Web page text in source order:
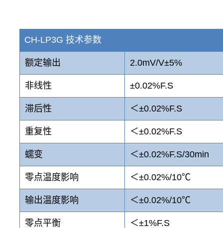
CH-LP3G 技术参数
额定输出 2.0mV/V±5%
非线性 ±0.02%F.S
滞后性 ＜±0.02%F.S
重复性 ＜±0.02%F.S
蠕变 ＜±0.02%F.S/30min
零点温度影响 ＜±0.02%/10℃
输出温度影响 ＜±0.02%/10℃
零点平衡 ＜±1%F.S